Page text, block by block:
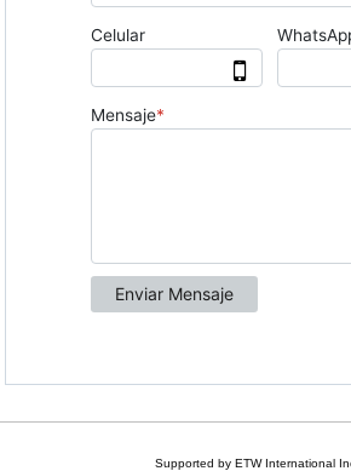
Supported by ETW International